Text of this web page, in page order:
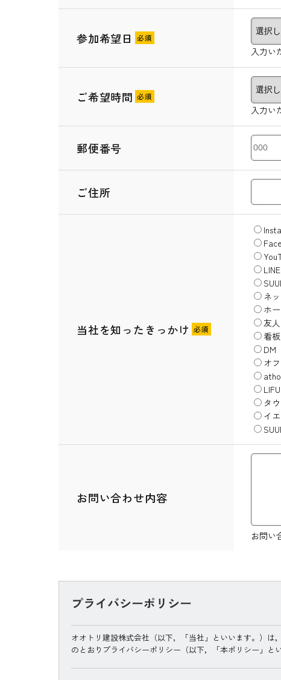
参加希望日
入力い
ご希望時間
入力い
郵便番号
ご住所
当社を知ったきっかけ
LINE
ネ
ホ
友
看板
DM
オ
タ
イ
お問い合わせ内容
お問い
プライバシーポリシー
オオトリ建設株式会社（以下，「当社」といいます。）
のとおりプライバシーポリシー（以下，「本ポリシー」と